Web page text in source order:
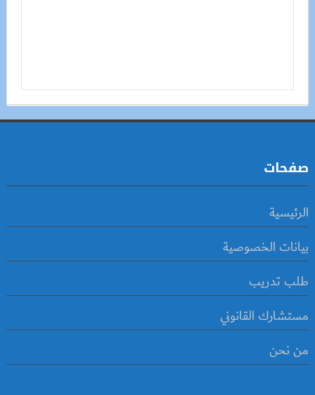
صفحات
الرئيسية
بيانات الخصوصية
طلب تدريب
مستشارك القانوني
من نحن